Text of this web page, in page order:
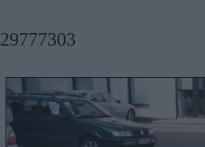
29777303